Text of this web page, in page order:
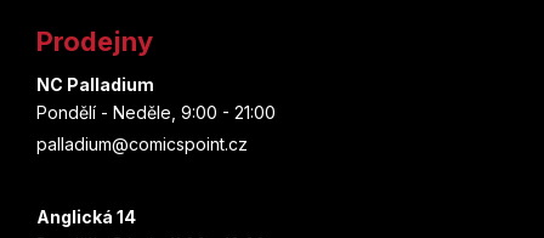
Prodejny
NC Palladium
Pondělí - Neděle, 9:00 - 21:00
palladium@comicspoint.cz
Anglická 14